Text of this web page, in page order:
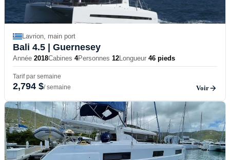
Lavrion, main port
Bali 4.5 | Guernesey
Année 2018Cabines 4Personnes 12Longueur 46 pieds
Tarif par semaine
2,794 $/ semaine Voir